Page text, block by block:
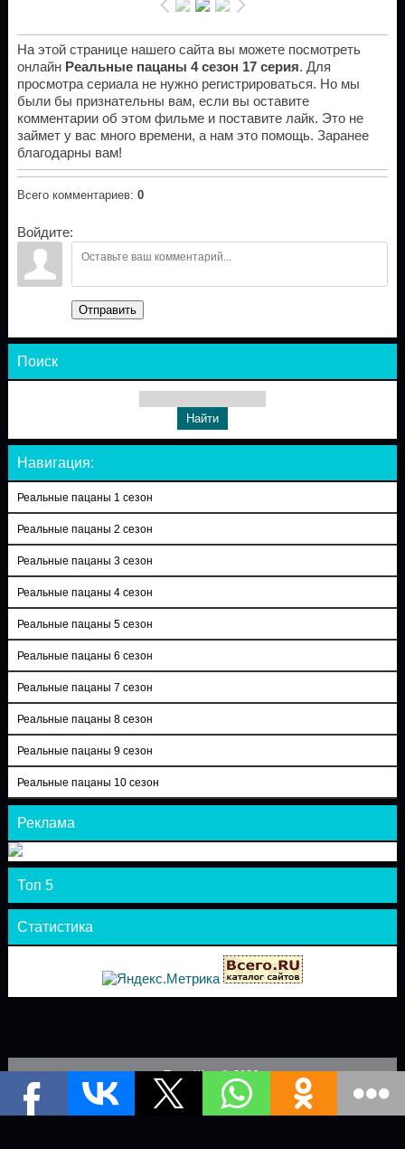
На этой странице нашего сайта вы можете посмотреть
онлайн Реальные пацаны 4 сезон 17 серия. Для
просмотра сериала не нужно регистрироваться. Но мы
были бы признательны вам, если вы оставите
комментарии об этом фильме и поставите лайк. Это не
займет у вас много времени, а нам это помощь. Заранее
благодарны вам!
Всего комментариев: 0
Войдите:
Отправить
Поиск
Навигация:
Реальные пацаны 1 сезон
Реальные пацаны 2 сезон
Реальные пацаны 3 сезон
Реальные пацаны 4 сезон
Реальные пацаны 5 сезон
Реальные пацаны 6 сезон
Реальные пацаны 7 сезон
Реальные пацаны 8 сезон
Реальные пацаны 9 сезон
Реальные пацаны 10 сезон
Реклама
Топ 5
Статистика
Теле-Шоу © 2026